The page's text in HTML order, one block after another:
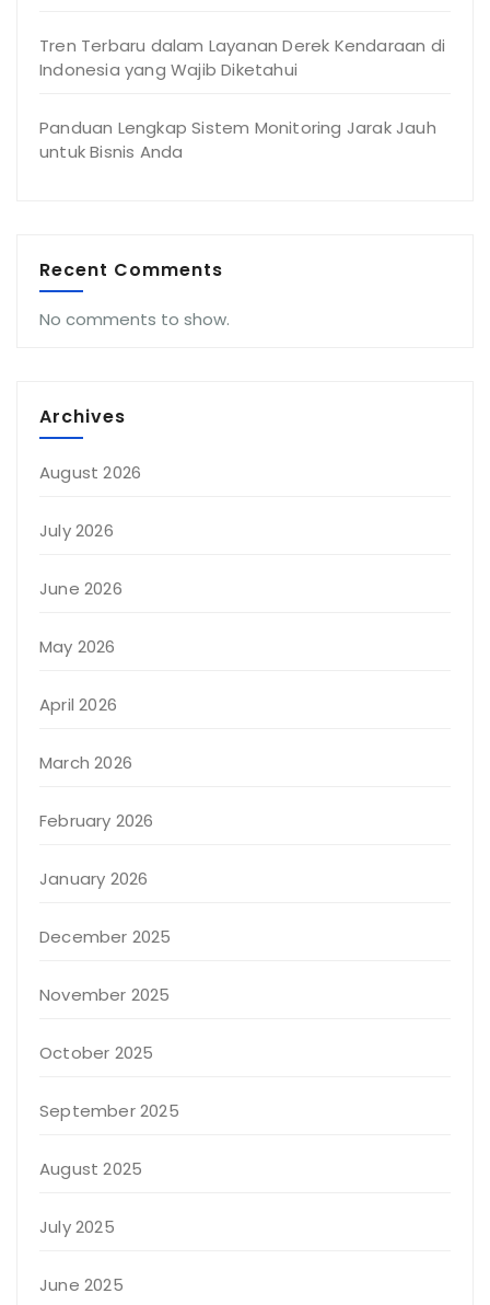
Tren Terbaru dalam Layanan Derek Kendaraan di
Indonesia yang Wajib Diketahui
Panduan Lengkap Sistem Monitoring Jarak Jauh
untuk Bisnis Anda
Recent Comments
No comments to show.
Archives
August 2026
July 2026
June 2026
May 2026
April 2026
March 2026
February 2026
January 2026
December 2025
November 2025
October 2025
September 2025
August 2025
July 2025
June 2025